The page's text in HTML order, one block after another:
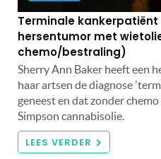
Terminale kankerpatiënt
hersentumor met
chemo/bestraling)
Sherry Ann Baker heeft een
haar artsen de diagnose
geneest en dat zonder
Simpson cannabisolie.
LEES VERDER